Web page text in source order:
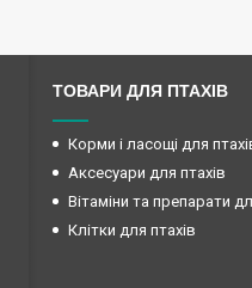
ТОВАРИ ДЛЯ ПТАХІВ
Корми і ласощі для
Аксесуари для птахів
Вітаміни та препарати
Клітки для птахів